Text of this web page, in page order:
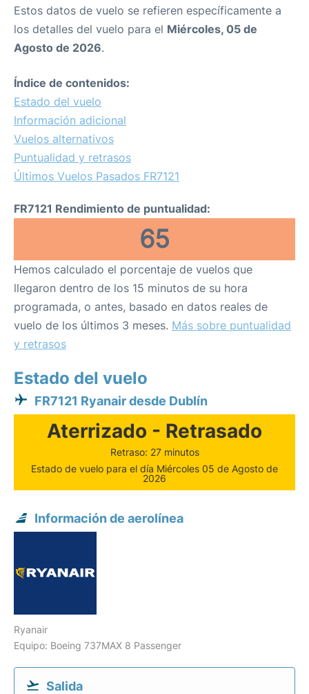
Estos datos de vuelo se refieren específicamente a
los detalles del vuelo para el Miércoles, 05 de
Agosto de 2026.
Índice de contenidos:
Estado del vuelo
Información adicional
Vuelos alternativos
Puntualidad y retrasos
Últimos Vuelos Pasados FR7121
FR7121 Rendimiento de puntualidad:
65
Hemos calculado el porcentaje de vuelos que
llegaron dentro de los 15 minutos de su hora
programada, o antes, basado en datos reales de
vuelo de los últimos 3 meses. Más sobre puntualidad
y retrasos
Estado del vuelo
FR7121 Ryanair desde Dublín
Aterrizado - Retrasado
Retraso: 27 minutos
Estado de vuelo para el día Miércoles 05 de Agosto de
2026
Información de aerolínea
Ryanair
Equipo: Boeing 737MAX 8 Passenger
Salida